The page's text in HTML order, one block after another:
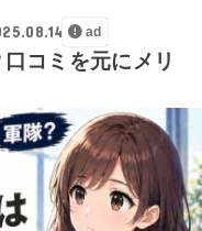
ad
コミを元にメリ